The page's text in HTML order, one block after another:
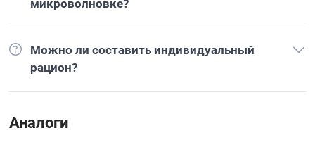
микроволновке?
Можно ли составить индивидуальный
рацион?
Аналоги